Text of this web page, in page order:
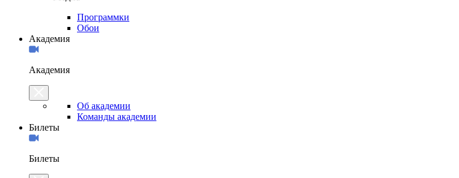
Программки
Обои
Академия
Академия
Об академии
Команды академии
Билеты
Билеты